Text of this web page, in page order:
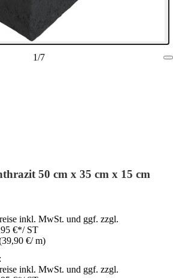
1/7
50 cm x 35 cm x 15 cm
inkl. MwSt. und ggf. zzgl.
€*/ ST
39,90 €/ m)
inkl. MwSt. und ggf. zzgl.